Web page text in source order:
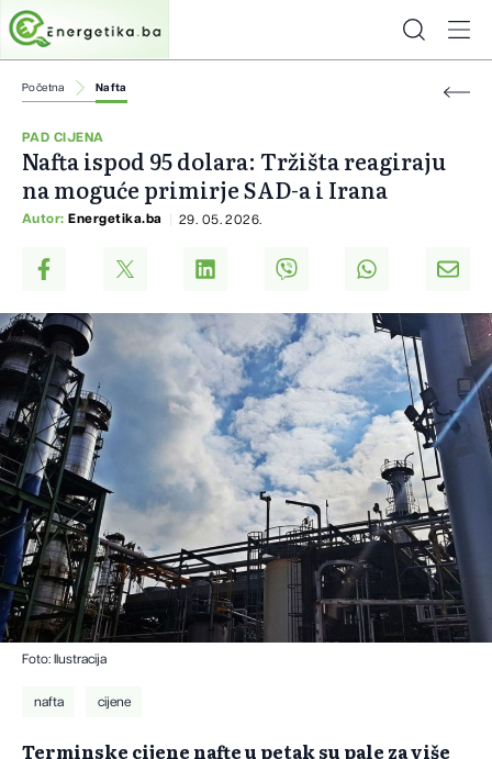
Početna Nafta
PAD CIJENA
Nafta ispod 95 dolara: Tržišta reagiraju
na moguće primirje SAD-a i Irana
Autor: Energetika.ba 29. 05. 2026.
Foto: Ilustracija
nafta cijene
Terminske cijene nafte u petak su pale za više